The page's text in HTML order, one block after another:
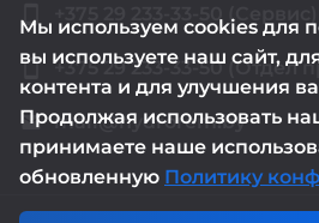
smartphone +375 29 233-33-50 (Сервис)
smartphone +375 29 233-33-50 (Отдел
email mail@hydrorem.by
Мы используем cookies для
вы используете наш сайт,
контента и для улучшения
Продолжая использовать
принимаете наше
обновленную Политику